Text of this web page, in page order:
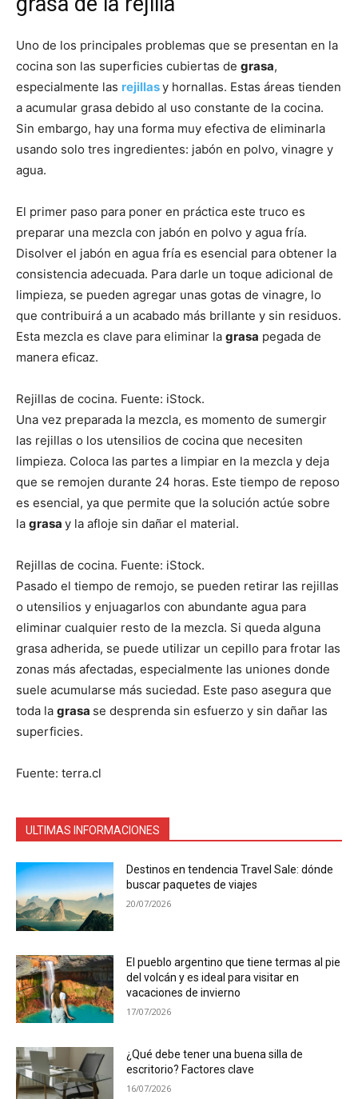
Uno de los principales problemas que se presentan en la
cocina son las superficies cubiertas de grasa,
especialmente las rejillasy hornallas. Estas áreas tienden
a acumular grasa debido al uso constante de la cocina.
Sin embargo, hay una forma muy efectiva de eliminarla
usando solo tres ingredientes: jabón en polvo, vinagre y
agua.
El primer paso para poner en práctica este truco es
preparar una mezcla con jabón en polvo y agua fría.
Disolver el jabón en agua fría es esencial para obtener la
consistencia adecuada. Para darle un toque adicional de
limpieza, se pueden agregar unas gotas de vinagre, lo
que contribuirá a un acabado más brillante y sin residuos.
Esta mezcla es clave para eliminar la grasa pegada de
manera eficaz.
Rejillas de cocina. Fuente: iStock.
Una vez preparada la mezcla, es momento de sumergir
las rejillas o los utensilios de cocina que necesiten
limpieza. Coloca las partes a limpiar en la mezcla y deja
que se remojen durante 24 horas. Este tiempo de reposo
es esencial, ya que permite que la solución actúe sobre
la grasa y la afloje sin dañar el material.
Rejillas de cocina. Fuente: iStock.
Pasado el tiempo de remojo, se pueden retirar las rejillas
o utensilios y enjuagarlos con abundante agua para
eliminar cualquier resto de la mezcla. Si queda alguna
grasa adherida, se puede utilizar un cepillo para frotar las
zonas más afectadas, especialmente las uniones donde
suele acumularse más suciedad. Este paso asegura que
toda la grasa se desprenda sin esfuerzo y sin dañar las
superficies.
Fuente: terra.cl
ULTIMAS INFORMACIONES
Destinos en tendencia Travel Sale: dónde
buscar paquetes de viajes
20/07/2026
El pueblo argentino que tiene termas al pie
del volcán y es ideal para visitar en
vacaciones de invierno
17/07/2026
¿Qué debe tener una buena silla de
escritorio? Factores clave
16/07/2026